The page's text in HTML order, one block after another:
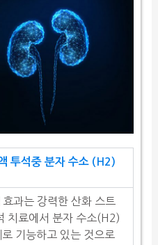
투석중 분자 수소 (H2)
과는 강력한 산화 스트
치료에서 분자 수소(H2)
기능하고 있는 것으로